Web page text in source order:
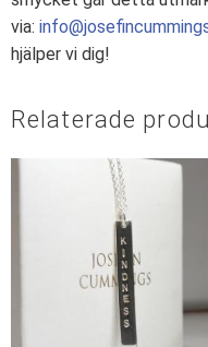
via:
hjälper vi dig!
Relaterade